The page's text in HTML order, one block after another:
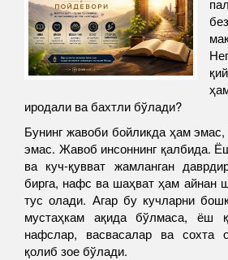
иродали ва бахтли бўлади?
Бунинг жавоби бойликда ҳам
эмас. Жавоб инсоннинг қалбида.
ва куч-қувват жамланган
бирга, нафс ва шаҳват ҳам айнан
тус олади. Агар бу кучларни
мустаҳкам ақида бўлмаса, ёш
нафслар, васвасалар ва сохта
қолиб зое бўлади.